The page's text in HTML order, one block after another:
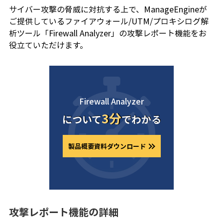
サイバー攻撃の脅威に対抗する上で、ManageEngineが
ご提供しているファイアウォール/UTM/プロキシログ解
析ツール「Firewall Analyzer」の攻撃レポート機能をお
役立ていただけます。
Firewall Analyzer
について3分でわかる
製品概要資料ダウンロード
攻撃レポート機能の詳細